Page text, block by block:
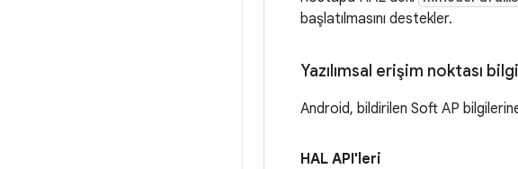
başlatılmasını destekler.
Yazılımsal erişim noktası
Android, bildirilen Soft AP
HAL API'leri